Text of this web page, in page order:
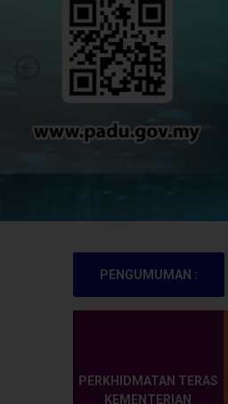
PENGUMUMAN :
PERKHIDMATAN TERAS
KEMENTERIAN